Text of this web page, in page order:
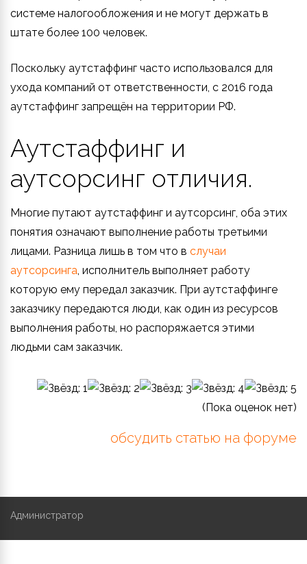
системе налогообложения и не могут держать в
штате более 100 человек.
Поскольку аутстаффинг часто использовался для
ухода компаний от ответственности, с 2016 года
аутстаффинг запрещён на территории РФ.
Аутстаффинг и
аутсорсинг отличия.
Многие путают аутстаффинг и аутсорсинг, оба этих
понятия означают выполнение работы третьими
лицами. Разница лишь в том что в случаи
аутсорсинга, исполнитель выполняет работу
которую ему передал заказчик. При аутстаффинге
заказчику передаются люди, как один из ресурсов
выполнения работы, но распоряжается этими
людьми сам заказчик.
(Пока оценок нет)
обсудить статью на форуме
Администратор